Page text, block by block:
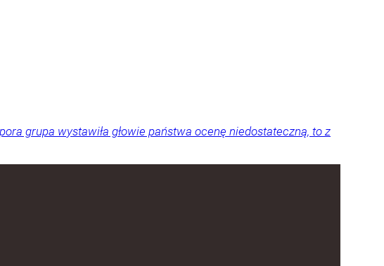
grupa wystawiła głowie państwa ocenę niedostateczną, to z